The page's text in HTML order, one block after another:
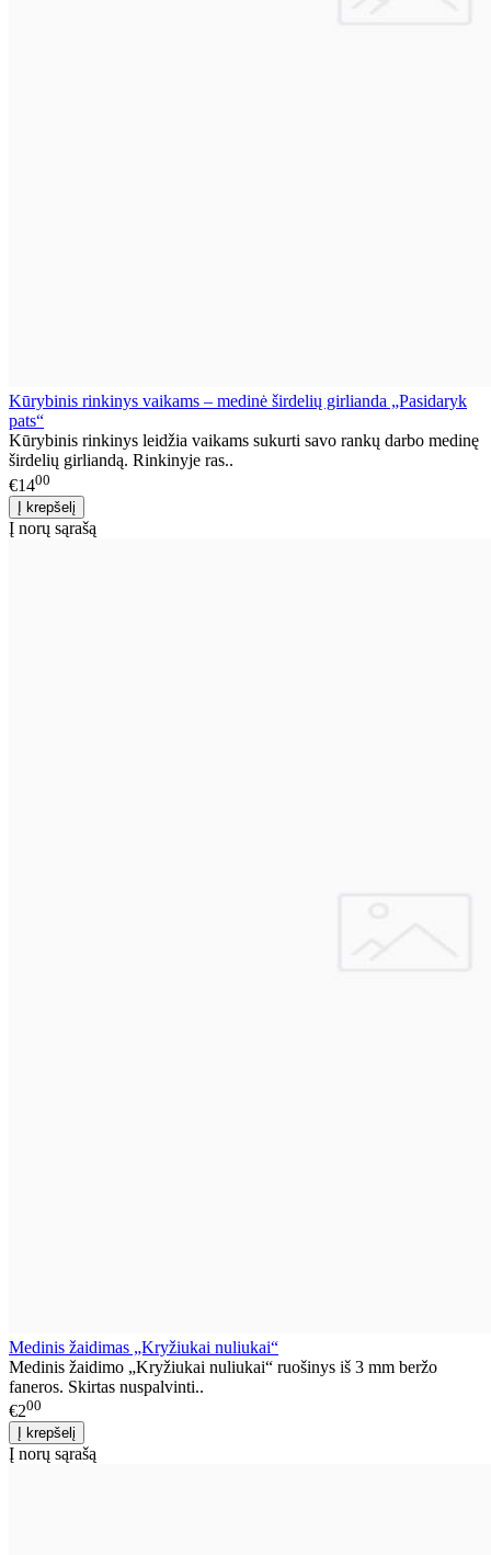
Kūrybinis rinkinys vaikams – medinė širdelių girlianda „Pasidaryk
pats“
Kūrybinis rinkinys leidžia vaikams sukurti savo rankų darbo medinę
širdelių girliandą. Rinkinyje ras..
€1400
Į norų sąrašą
Medinis žaidimas „Kryžiukai nuliukai“
Medinis žaidimo „Kryžiukai nuliukai“ ruošinys iš 3 mm beržo
faneros. Skirtas nuspalvinti..
€200
Į norų sąrašą